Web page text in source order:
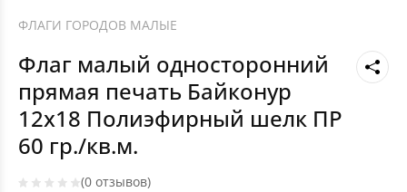
ФЛАГИ ГОРОДОВ МАЛЫЕ
Флаг малый односторонний
прямая печать Байконур
12х18 Полиэфирный шелк ПР
60 гр./кв.м.
(0 отзывов)